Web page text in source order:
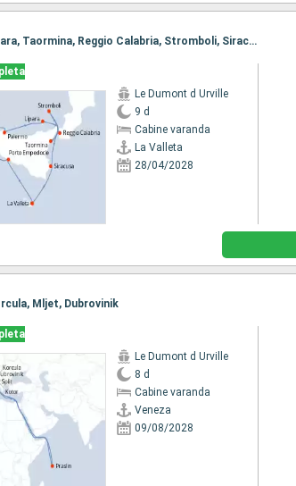
Itinerário : La Valleta, Porto Empedocle, Trapani, Palermo, Lípara, Taormina, Reggio Calabria, Stromboli, Siracusa, La Valleta
Le Dumont d Urville
9 d
Cabine varanda
La Valleta
28/04/2028
Mljet, Dubrovinik
Le Dumont d Urville
8 d
Cabine varanda
Veneza
09/08/2028